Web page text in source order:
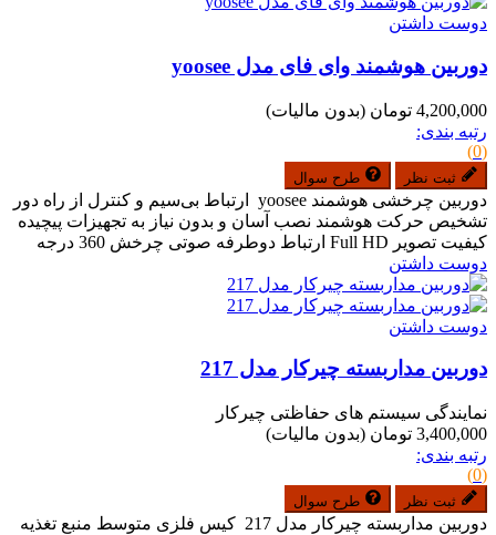
دوست داشتن
دوربین هوشمند وای فای مدل yoosee
4,200,000 تومان
(بدون مالیات)
رتبه بندی:
(0)
ثبت نظر طرح سوال
دوربین چرخشی هوشمند yoosee ارتباط بی‌سیم و کنترل از راه دور
تشخیص حرکت هوشمند نصب آسان و بدون نیاز به تجهیزات پیچیده
کیفیت تصویر Full HD ارتباط دوطرفه صوتی چرخش 360 درجه
دوست داشتن
دوست داشتن
دوربین مداربسته چیرکار مدل 217
نمایندگی سیستم های حفاظتی چیرکار
3,400,000 تومان
(بدون مالیات)
رتبه بندی:
(0)
ثبت نظر طرح سوال
دوربین مداربسته چیرکار مدل 217 کیس فلزی متوسط منبع تغذیه